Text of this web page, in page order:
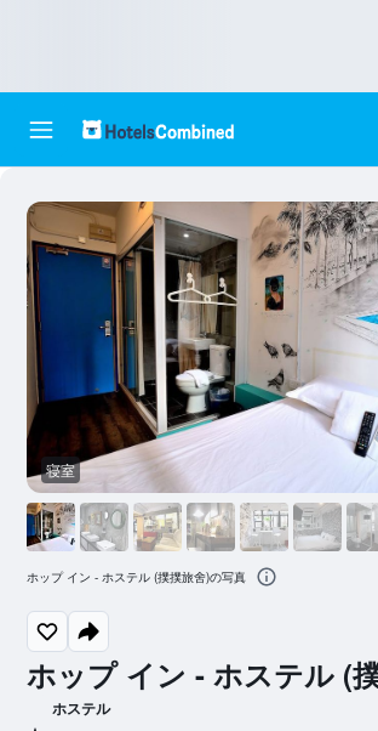
ホップ イン - ホステル (
ホステル
寝室
ホップ イン - ホステル (撲撲旅舍)の写真